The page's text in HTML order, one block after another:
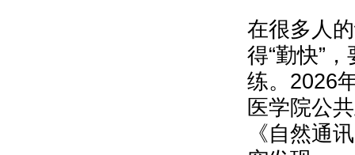
在很多人
得“勤快”
练。2026
医学院公
《自然通